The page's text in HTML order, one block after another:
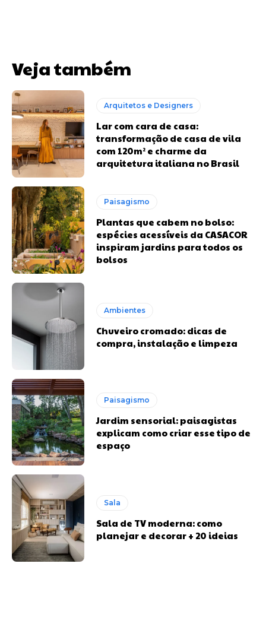
Veja também
Arquitetos e Designers
Lar com cara de casa:
transformação de casa de vila
com 120m² e charme da
arquitetura italiana no Brasil
Paisagismo
Plantas que cabem no bolso:
espécies acessíveis da CASACOR
inspiram jardins para todos os
bolsos
Ambientes
Chuveiro cromado: dicas de
compra, instalação e limpeza
Paisagismo
Jardim sensorial: paisagistas
explicam como criar esse tipo de
espaço
Sala
Sala de TV moderna: como
planejar e decorar + 20 ideias